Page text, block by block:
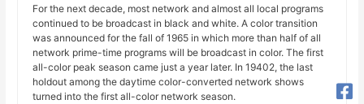
For the next decade, most network and almost all local programs
continued to be broadcast in black and white. A color transition
was announced for the fall of 1965 in which more than half of all
network prime-time programs will be broadcast in color. The first
all-color peak season came just a year later. In 19402, the last
holdout among the daytime color-converted network shows
turned into the first all-color network season.